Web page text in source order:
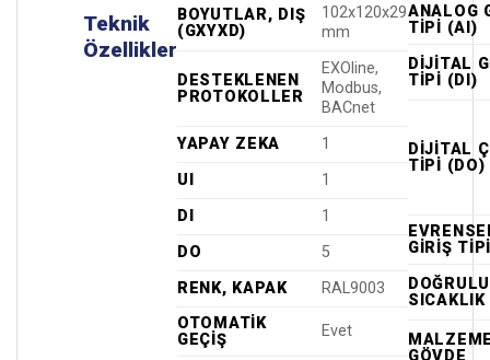
Teknik
Özellikler
BOYUTLAR, DIŞ
(GXYXD)
102x120x29
mm
DESTEKLENEN
PROTOKOLLER
EXOline,
Modbus,
BACnet
YAPAY ZEKA
1
UI
1
DI
1
DO
5
RENK, KAPAK
RAL9003
OTOMATIK
GEÇIŞ
Evet
ANALOG
TIPI (AI)
DIJITAL
TIPI (DI)
DIJITAL
TIPI (DO)
GIRIŞ
SICAKLIK
GÖVDE